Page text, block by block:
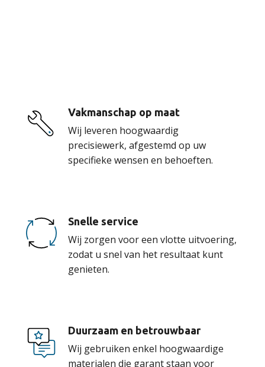
Vakmanschap op maat
Wij leveren hoogwaardig
precisiewerk, afgestemd op uw
specifieke wensen en behoeften.
Snelle service
Wij zorgen voor een vlotte uitvoering,
zodat u snel van het resultaat kunt
genieten.
Duurzaam en betrouwbaar
Wij gebruiken enkel hoogwaardige
materialen die garant staan voor